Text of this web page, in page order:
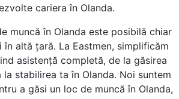
cariera în Olanda.
muncă în Olanda este posibilă chiar
altă țară. La Eastmen, simplificăm
asistență completă, de la găsirea
stabilirea ta în Olanda. Noi suntem
a găsi un loc de muncă în Olanda,